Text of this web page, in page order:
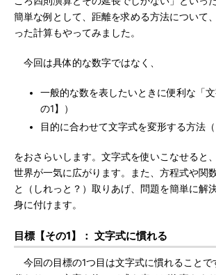
簡単な例として、距離を求める方法について
った計算もやってみました。
今回は具体的な数字ではなく、
一般的な数を表したいときに便利な「
の1】）
目的に合わせて文字式を変形する方法（
をおさらいします。文字式を使いこなせると
世界が一気に広がります。また、方程式や関
と（しれっと？）取りあげ、問題を簡単に解
身に付けます。
目標【その1】： 文字式に慣れる
今回の目標の1つ目は文字式に慣れることで